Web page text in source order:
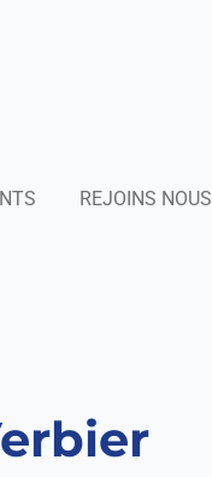
REJOINS NOUS